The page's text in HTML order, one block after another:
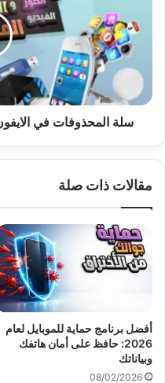
الايفون
باستعادة
ملفاتك
بسهولة
سلة المحذوفات في
مقالات ذات صلة
أفضل برنامج حماية للموبايل لعام
2026: حافظ على أمان هاتفك
وبياناتك
08/02/2026